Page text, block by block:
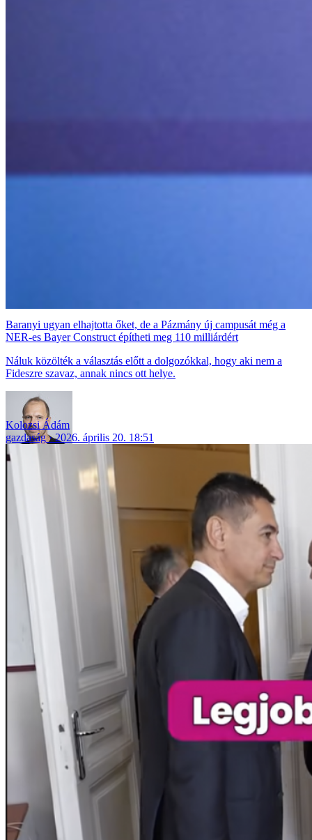
Baranyi ugyan elhajtotta őket, de a Pázmány új campusát még a
NER-es Bayer Construct építheti meg 110 milliárdért
Náluk közölték a választás előtt a dolgozókkal, hogy aki nem a
Fideszre szavaz, annak nincs ott helye.
Kolozsi Ádám
gazdaság
2026. április 20. 18:51